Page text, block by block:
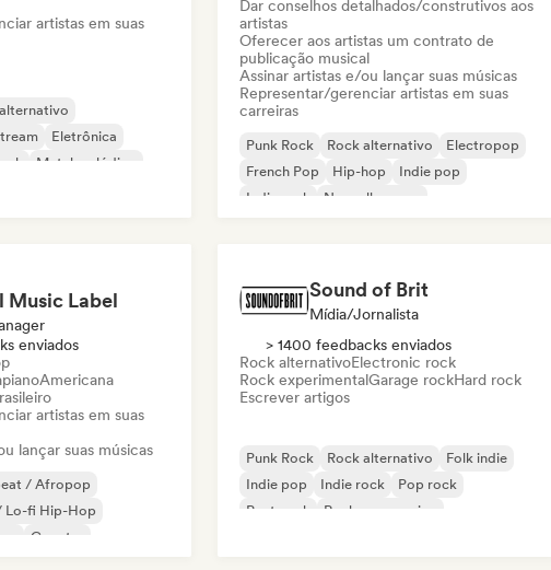
artistas em suas
Eletrônica
Metal melódico
Dar conselhos detalhados/construtivos aos
artistas
Oferecer aos artistas um contrato de
publicação musical
Assinar artistas e/ou lançar suas músicas
Representar/gerenciar artistas em suas
carreiras
Punk Rock Rock alternativo
Electropop
French Pop
Hip-hop
Indie pop
Indie rock
Nouvelle scene
Music Label
enviados
Americana
artistas em suas
lançar suas músicas
/ Afropop
Lo-fi Hip-Hop
Country
Sound of Brit
Mídia/Jornalista
> 1400 feedbacks enviados
Rock alternativoElectronic rock
Rock experimentalGarage rockHard rock
Escrever artigos
Punk Rock Rock alternativo
Folk indie
Indie pop
Indie rock
Pop rock
Post punk
Rock progressivo